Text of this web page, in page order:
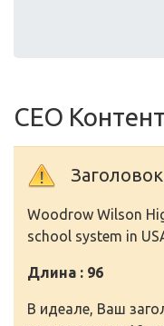
СЕО Контент
Woodrow Wilson
school system in
Длина : 96
В идеале, Ваш